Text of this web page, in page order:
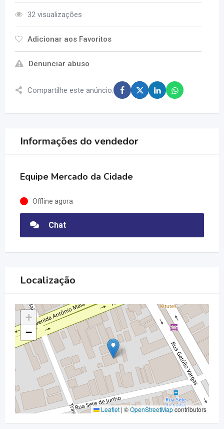
32 visualizações
Adicionar aos Favoritos
Denunciar abuso
Compartilhe este anúncio:
Informações do vendedor
Equipe Mercado da Cidade
Offline agora
Chat
Localização
+
−
Leaflet | ©OpenStreetMapcontributors